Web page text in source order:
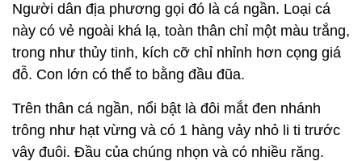
Người dân địa phương gọi đó là cá ngần. Loại cá
này có vẻ ngoài khá lạ, toàn thân chỉ một màu trắng,
trong như thủy tinh, kích cỡ chỉ nhỉnh hơn cọng giá
đỗ. Con lớn có thể to bằng đầu đũa.
Trên thân cá ngần, nổi bật là đôi mắt đen nhánh
trông như hạt vừng và có 1 hàng vảy nhỏ li ti trước
vây đuôi. Đầu của chúng nhọn và có nhiều răng.